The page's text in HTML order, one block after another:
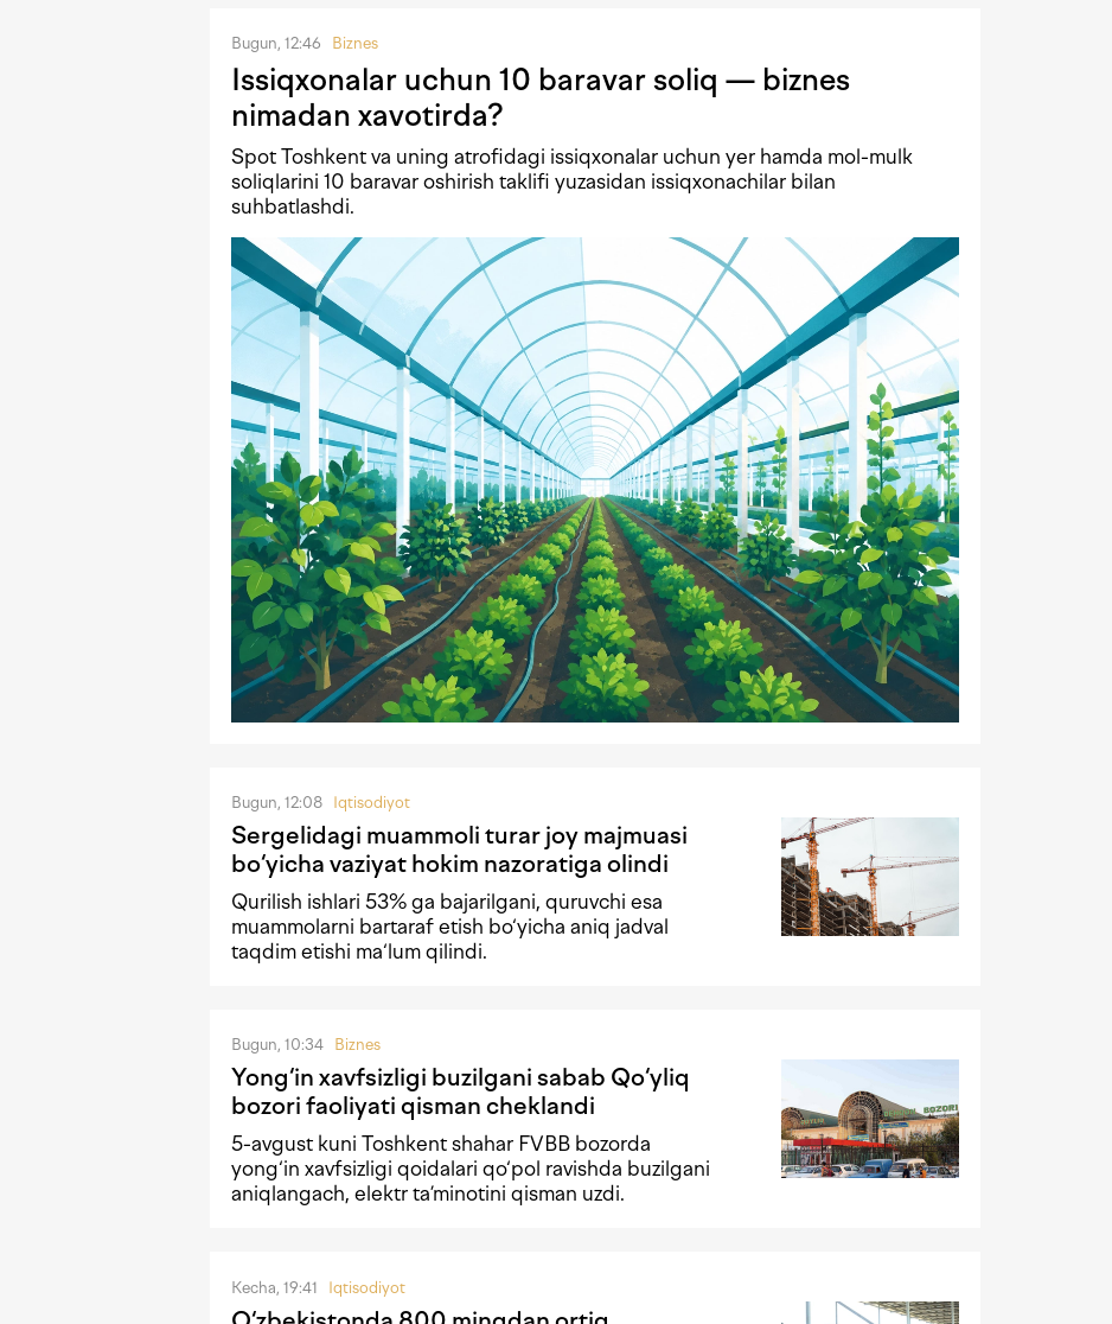
Bugun, 12:46 Biznes
Issiqxonalar uchun 10 baravar soliq — biznes
nimadan xavotirda?
Spot Toshkent va uning atrofidagi issiqxonalar uchun yer hamda mol-mulk
soliqlarini 10 baravar oshirish taklifi yuzasidan issiqxonachilar bilan
suhbatlashdi.
Bugun, 12:08 Iqtisodiyot
Sergelidagi muammoli turar joy majmuasi
bo‘yicha vaziyat hokim nazoratiga olindi
Qurilish ishlari 53% ga bajarilgani, quruvchi esa
muammolarni bartaraf etish bo‘yicha aniq jadval
taqdim etishi ma‘lum qilindi.
Bugun, 10:34 Biznes
Yong‘in xavfsizligi buzilgani sabab Qo‘yliq
bozori faoliyati qisman cheklandi
5-avgust kuni Toshkent shahar FVBB bozorda
yong‘in xavfsizligi qoidalari qo‘pol ravishda buzilgani
aniqlangach, elektr ta’minotini qisman uzdi.
Kecha, 19:41 Iqtisodiyot